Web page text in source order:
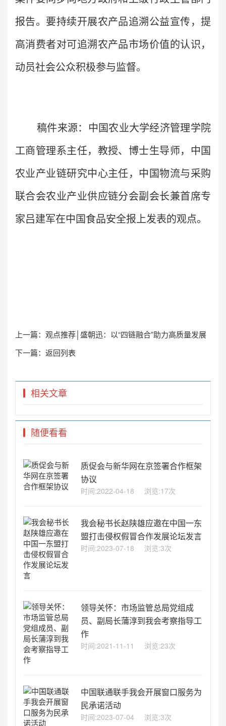
报告。要持续开展农产品追溯公益宣传，提
高消费者对可追溯农产品市场价值的认识，
动员社会公众积极参与监督。
稿件来源：中国农业大学经济管理学院
工商管理系主任，教授、博士生导师，中国
农业产业链研究中心主任，中国物流与采购
联合会农业产业供应链分会副会长兼首席专
家吕建军在中国食品安全报上发表的观点。
上一篇： 观点推荐│盛朝迅：以“四链融合”助力高质量发展
下一篇： 返回列表
相关文章
随便看看
质促会与新华网在京签署合作框架
协议
时间:2022-04-18 浏览:17次
我会秘书长赵陕雄应邀在中国一东
盟打击侵权假冒合作发展论坛发言
时间:2023-07-18 浏览:3次
领导关怀：市场监管总局党组成
员、副局长蒲淳到我会考察指导工
作
时间:2021-11-11 浏览:23次
中国联通联手我会开展窗口服务为
民承诺活动
时间:2023-07-04 浏览:3次